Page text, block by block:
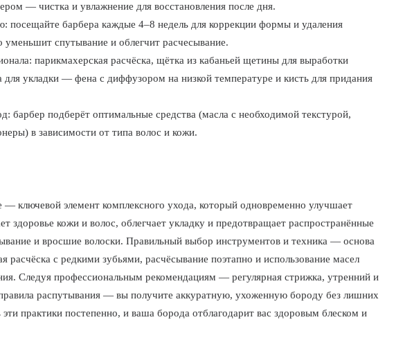
— чистка и увлажнение для восстановления после дня.
посещайте барбера каждые 4–8 недель для коррекции формы и удаления
уменьшит спутывание и облегчит расчесывание.
парикмахерская расчёска, щётка из кабаньей щетины для выработки
для укладки — фена с диффузором на низкой температуре и кисть для придания
барбер подберёт оптимальные средства (масла с необходимой текстурой,
в зависимости от типа волос и кожи.
— ключевой элемент комплексного ухода, который одновременно улучшает
здоровье кожи и волос, облегчает укладку и предотвращает распространённые
и вросшие волоски. Правильный выбор инструментов и техника — основа
расчёска с редкими зубьями, расчёсывание поэтапно и использование масел
Следуя профессиональным рекомендациям — регулярная стрижка, утренний и
распутывания — вы получите аккуратную, ухоженную бороду без лишних
практики постепенно, и ваша борода отблагодарит вас здоровым блеском и